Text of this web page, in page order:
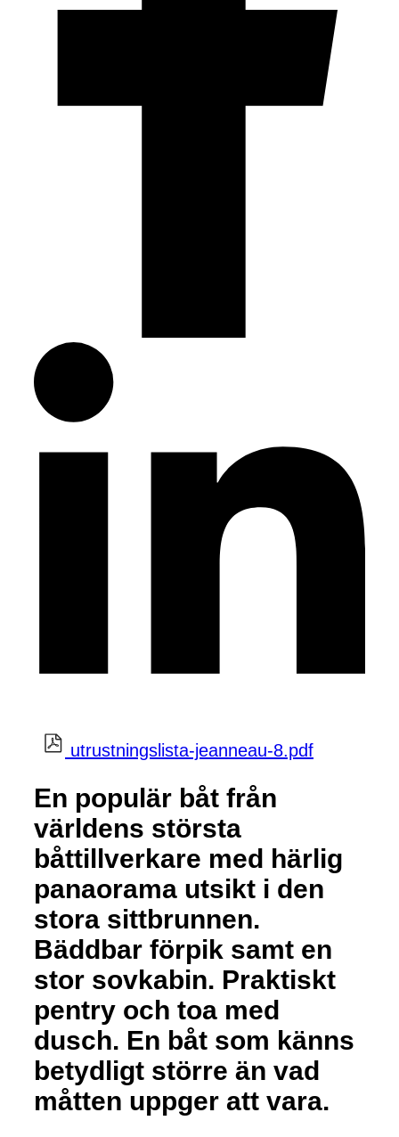
utrustningslista-jeanneau-8.pdf
En populär båt från
världens största
båttillverkare med härlig
panaorama utsikt i den
stora sittbrunnen.
Bäddbar förpik samt en
stor sovkabin. Praktiskt
pentry och toa med
dusch. En båt som känns
betydligt större än vad
måtten uppger att vara.